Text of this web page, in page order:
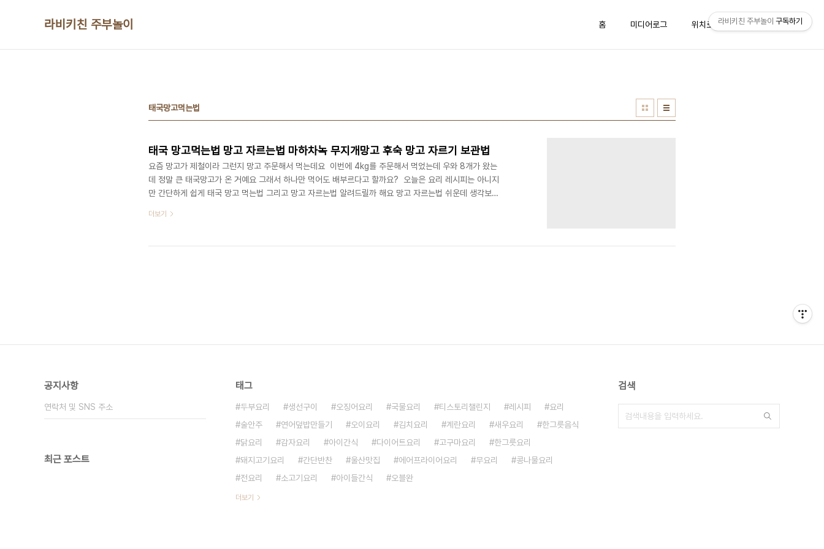
라비키친 주부놀이 홈 미디어로그 위치로그 방명록
태국망고먹는법
태국 망고먹는법 망고 자르는법 마하차녹 무지개망고 후숙 망고 자르기 보관법
요즘 망고가 제철이라 그런지 망고 주문해서 먹는데요 ​ 이번에 4kg를 주문해서 먹었는데 우와 8개가 왔는
데 정말 큰 태국망고가 온 거예요 그래서 하나만 먹어도 배부르다고 할까요? ​ 오늘은 요리 레시피는 아니지
만 간단하게 쉽게 태국 망고 먹는법 그리고 망고 자르는법 알려드릴까 해요 망고 자르는법 쉬운데 생각보다
가 생각보다 종류가 많더라고요 요건 마하차녹 이라고 하는데요 무지개망고라고 해요 요즘 한창 맛있을 때
선 안돼요 연한 노란색을 띠며 상온에서 2~3일간 후숙해야지 되는데요 ​ 그렇다고 2~3일 ..
더보기
공지사항
연락처 및 SNS 주소
최근 포스트
태그
두부요리 생선구이 오징어요리 국물요리 티스토리챌린지 레시피
요리
술안주
연어덮밥만들기 오이요리 김치요리 계란요리 새우요리
한그릇음식
닭요리
감자요리 아이간식 다이어트요리 고구마요리
한그릇요리
돼지고기요리
간단반찬 울산맛집 에어프라이어요리 무요리
콩나물요리
전요리
소고기요리 아이들간식 오블완
더보기
검색
라비키친 주부놀이 구독하기